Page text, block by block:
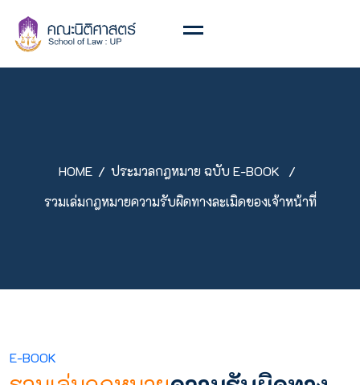
HOME
ประมวลกฎหมาย ฉบับ E-BOOK
รวมเล่มกฎหมายความรับผิดทางละเมิดของเจ้าหน้าที่
E-BOOK